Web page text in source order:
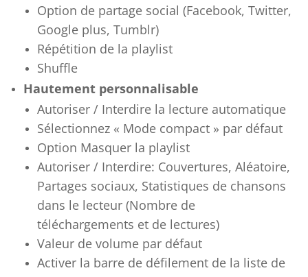
Option de partage social (Facebook, Twitter,
Google plus, Tumblr)
Répétition de la playlist
Shuffle
Hautement personnalisable
Autoriser / Interdire la lecture automatique
Sélectionnez « Mode compact » par défaut
Option Masquer la playlist
Autoriser / Interdire: Couvertures, Aléatoire,
Partages sociaux, Statistiques de chansons
dans le lecteur (Nombre de
téléchargements et de lectures)
Valeur de volume par défaut
Activer la barre de défilement de la liste de